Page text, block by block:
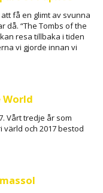
få en glimt av svunna
då. “The Tombs of the
resa tillbaka i tiden
vi gjorde innan vi
World
Vårt tredje år som
och 2017 bestod